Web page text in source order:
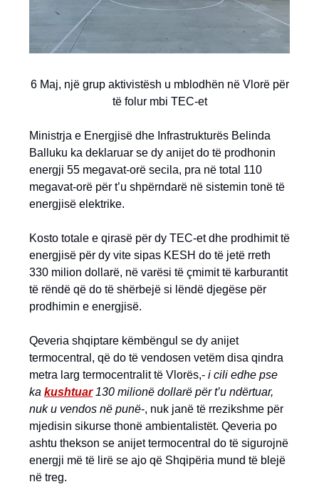
6 Maj, një grup aktivistësh u mblodhën në Vlorë për
të folur mbi TEC-et
Ministrja e Energjisë dhe Infrastrukturës Belinda
Balluku ka deklaruar se dy anijet do të prodhonin
energji 55 megavat-orë secila, pra në total 110
megavat-orë për t’u shpërndarë në sistemin tonë të
energjisë elektrike.
Kosto totale e qirasë për dy TEC-et dhe prodhimit të
energjisë për dy vite sipas KESH do të jetë rreth
330 milion dollarë, në varësi të çmimit të karburantit
të rëndë që do të shërbejë si lëndë djegëse për
prodhimin e energjisë.
Qeveria shqiptare këmbëngul se dy anijet
termocentral, që do të vendosen vetëm disa qindra
metra larg termocentralit të Vlorës,- i cili edhe pse
ka kushtuar130 milionë dollarë për t’u ndërtuar,
nuk u vendos në punë-, nuk janë të rrezikshme për
mjedisin sikurse thonë ambientalistët. Qeveria po
ashtu thekson se anijet termocentral do të sigurojnë
energji më të lirë se ajo që Shqipëria mund të blejë
në treg.